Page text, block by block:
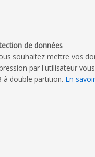
de données
souhaitez mettre vos
par l'utilisateur
à double partition. En